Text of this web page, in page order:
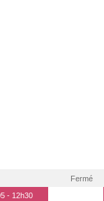
Fermé
- 12h30